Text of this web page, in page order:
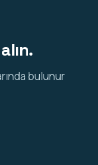
bulunur